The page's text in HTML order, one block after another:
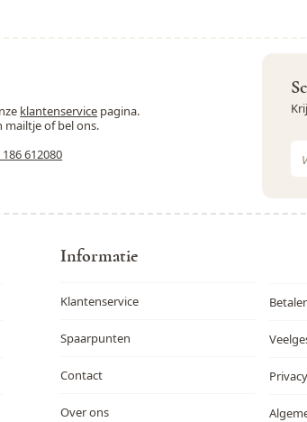
klantenservice pagina.
mailtje of bel ons.
186 612080
Informatie
Klantenservice
Spaarpunten
Contact
Over ons